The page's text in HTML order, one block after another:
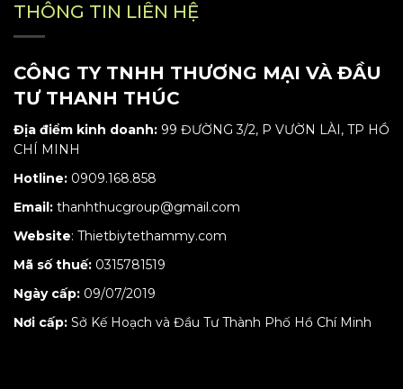
THÔNG TIN LIÊN HỆ
CÔNG TY TNHH THƯƠNG MẠI VÀ ĐẦU
TƯ THANH THÚC
Địa điểm kinh doanh: 99 ĐƯỜNG 3/2, P VƯỜN LÀI, TP HỒ
CHÍ MINH
Hotline: 0909.168.858
Email: thanhthucgroup@gmail.com
Website: Thietbiytethammy.com
Mã số thuế: 0315781519
Ngày cấp: 09/07/2019
Nơi cấp: Sở Kế Hoạch và Đầu Tư Thành Phố Hồ Chí Minh